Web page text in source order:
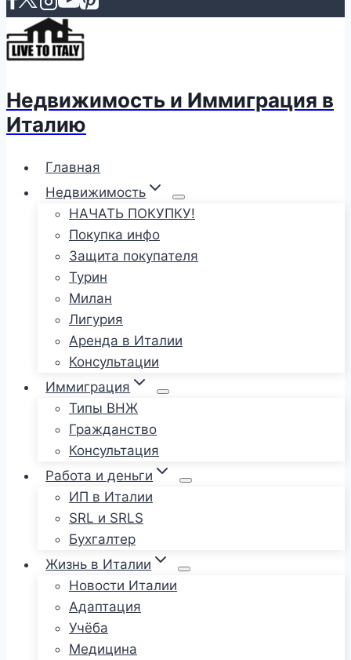
Недвижимость и Иммиграция в
Италию
Главная
Недвижимость
НАЧАТЬ ПОКУПКУ!
Покупка инфо
Защита покупателя
Турин
Милан
Лигурия
Аренда в Италии
Консультации
Иммиграция
Типы ВНЖ
Гражданство
Консультация
Работа и деньги
ИП в Италии
SRL и SRLS
Бухгалтер
Жизнь в Италии
Новости Италии
Адаптация
Учёба
Медицина